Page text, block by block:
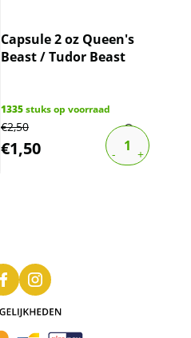
Capsule 2 oz Queen's
Beast / Tudor Beast
1335stuks op voorraad
€2,50
€1,50